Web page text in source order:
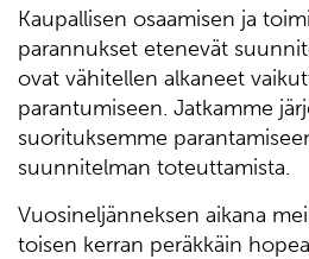
Kaupallisen osaamisen ja
parannukset etenevät
ovat vähitellen alkaneet
parantumiseen. Jatkamme
suorituksemme
suunnitelman toteuttamista.
Vuosineljänneksen aikana
toisen kerran peräkkäin